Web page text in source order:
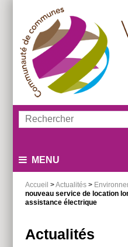
menu
contenu
recherche
Rechercher :
MENU
Accueil >Actualités>
nouveau service de location
assistance électrique
Actualités